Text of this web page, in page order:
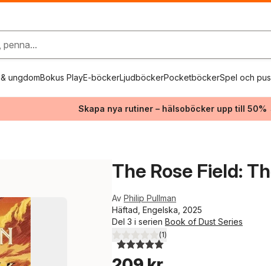
penna...
ungdomBokus PlayE-böckerLjudböckerPocketböckerSpel och
Skapa nya rutiner – hälsoböcker upp till 50%
The Rose Field:
Av Philip Pullman
Häftad, Engelska, 2025
Del 3 i serien Book of Dust Series
5,0utav 5 stjärnor. Totalt antal röster:
(1)